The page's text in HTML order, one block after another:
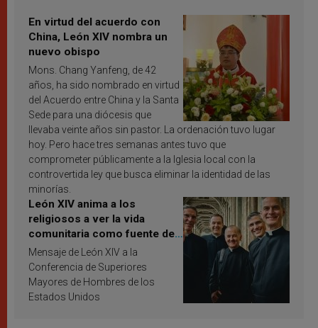
En virtud del acuerdo con
China, León XIV nombra un
nuevo obispo
Mons. Chang Yanfeng, de 42
años, ha sido nombrado en virtud
del Acuerdo entre China y la Santa
Sede para una diócesis que
llevaba veinte años sin pastor. La ordenación tuvo lugar
hoy. Pero hace tres semanas antes tuvo que
comprometer públicamente a la Iglesia local con la
controvertida ley que busca eliminar la identidad de las
minorías.
León XIV anima a los
religiosos a ver la vida
comunitaria como fuente de
inspiración y santificación
Mensaje de León XIV a la
Conferencia de Superiores
Mayores de Hombres de los
Estados Unidos